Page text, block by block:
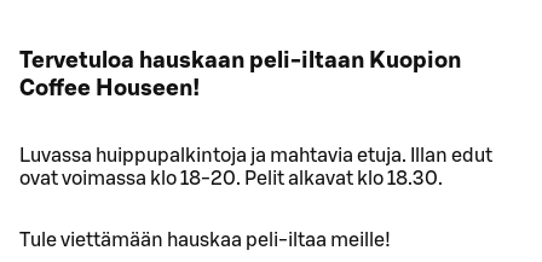
Tervetuloa hauskaan peli-iltaan Kuopion
Coffee Houseen!
Luvassa huippupalkintoja ja mahtavia etuja. Illan edut
ovat voimassa klo 18-20. Pelit alkavat klo 18.30.
Tule viettämään hauskaa peli-iltaa meille!